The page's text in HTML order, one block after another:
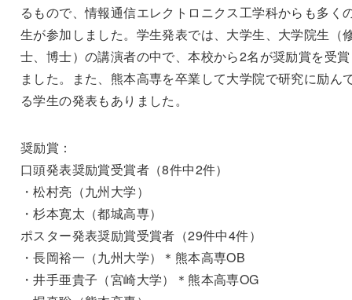
るもので、情報通信エレクトロニクス工学科からも多く
生が参加しました。学生発表では、大学生、大学院生（
士、博士）の講演者の中で、本校から2名が奨励賞を受
ました。また、熊本高専を卒業して大学院で研究に励ん
る学生の発表もありました。
奨励賞：
口頭発表奨励賞受賞者（8件中2件）
・松村亮（九州大学）
・杉本寛太（都城高専）
ポスター発表奨励賞受賞者（29件中4件）
・長岡裕一（九州大学）＊熊本高専OB
・井手亜貴子（宮崎大学）＊熊本高専OG